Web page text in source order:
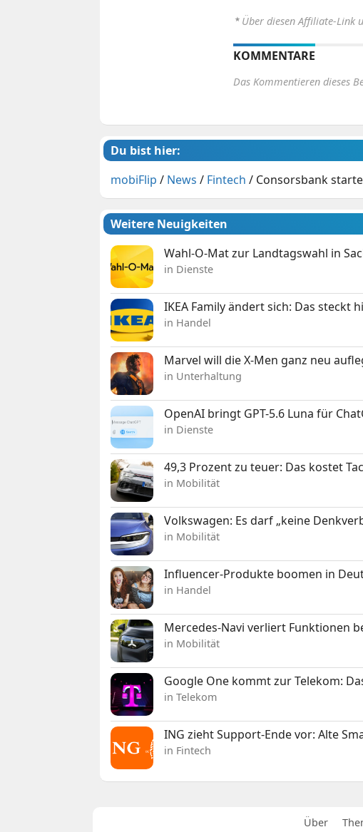
⋆ Über diesen Affiliate-Link
KOMMENTARE
Das Kommentieren dieses
Du bist hier:
mobiFlip / News / Fintech / Consorsbank
Weitere Neuigkeiten
Wahl-O-Mat zur Landtagswahl in
in Dienste
IKEA Family ändert sich: Das steckt
in Handel
Marvel will die X-Men ganz neu
in Unterhaltung
OpenAI bringt GPT-5.6 Luna für
in Dienste
49,3 Prozent zu teuer: Das kostet
in Mobilität
Volkswagen: Es darf „keine
in Mobilität
Influencer-Produkte boomen in
in Handel
Mercedes-Navi verliert Funktionen
in Mobilität
Google One kommt zur Telekom:
in Telekom
ING zieht Support-Ende vor: Alte
in Fintech
Über